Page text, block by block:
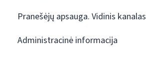
Pranešėjų apsauga. Vidinis kanalas
Administracinė informacija